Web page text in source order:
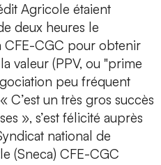
Agricole étaient
deux heures le
CFE-CGC pour obtenir
valeur (PPV, ou "prime
peu fréquent
C’est un très gros succès
», s’est félicité auprès
national de
(Sneca) CFE-CGC